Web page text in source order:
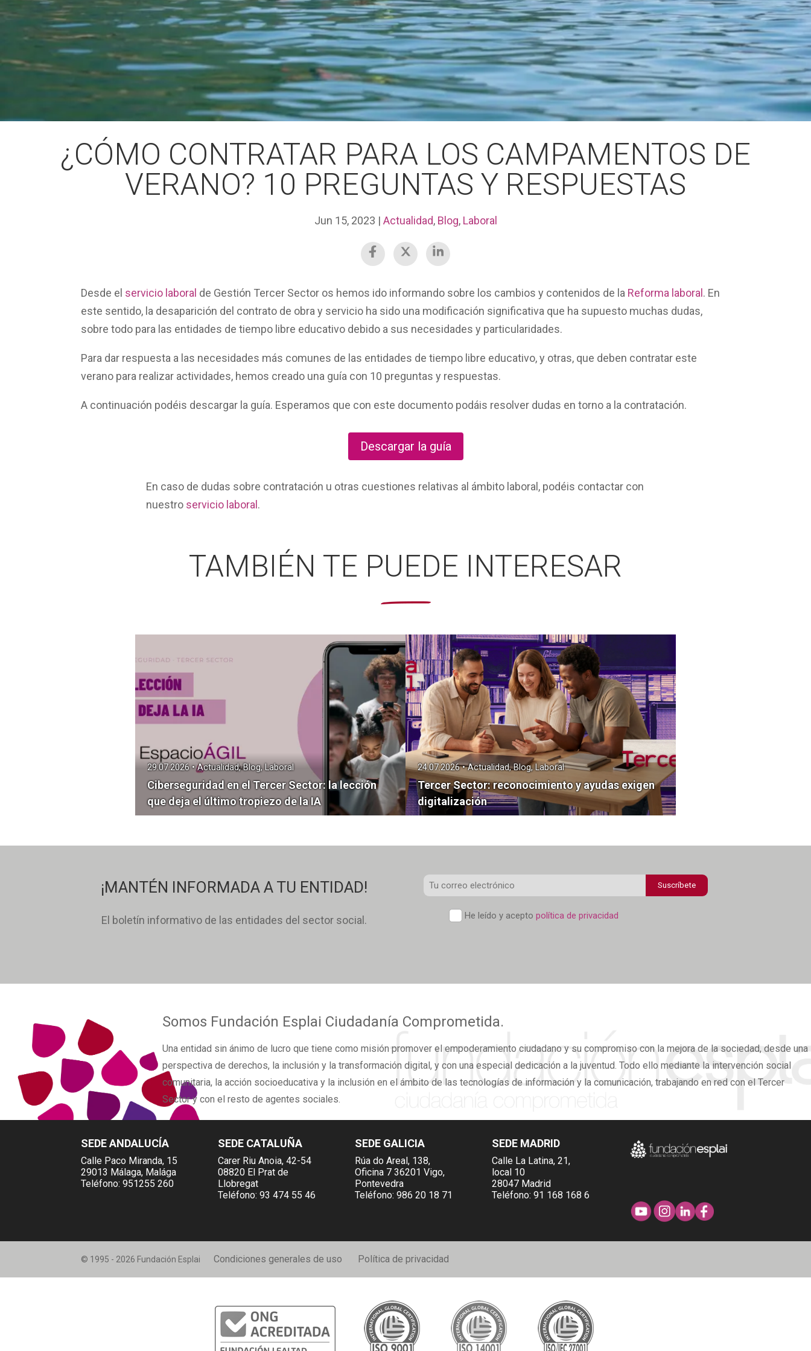
¿CÓMO CONTRATAR PARA LOS CAMPAMENTOS DE
VERANO? 10 PREGUNTAS Y RESPUESTAS
Jun 15, 2023 | Actualidad, Blog, Laboral
Desde el servicio laboral de Gestión Tercer Sector os hemos ido informando sobre los cambios y contenidos de la Reforma laboral . En
este sentido, la desaparición del contrato de obra y servicio ha sido una modificación significativa que ha supuesto muchas dudas,
sobre todo para las entidades de tiempo libre educativo debido a sus necesidades y particularidades.
Para dar respuesta a las necesidades más comunes de las entidades de tiempo libre educativo, y otras, que deben contratar este
verano para realizar actividades, hemos creado una guía con 10 preguntas y respuestas.
A continuación podéis descargar la guía. Esperamos que con este documento podáis resolver dudas en torno a la contratación.
Descargar la guía
En caso de dudas sobre contratación u otras cuestiones relativas al ámbito laboral, podéis contactar con
nuestro servicio laboral .
TAMBIÉN TE PUEDE INTERESAR
Ciberseguridad en el Tercer Sector: la lección
que deja el último tropiezo de la IA
29.07.2026 • Actualidad, Blog, Laboral
Tercer Sector: reconocimiento y ayudas exigen
digitalización
24.07.2026 • Actualidad, Blog, Laboral
¡MANTÉN INFORMADA A TU ENTIDAD!
El boletín informativo de las entidades del sector social. *
Política
He leído y aceptopolítica de privacidad
Somos Fundación Esplai Ciudadanía Comprometida.
Una entidad sin ánimo de lucro que tiene como misión promover el empoderamiento ciudadano y su compromiso con la mejora de la sociedad, desde una
perspectiva de derechos, la inclusión y la transformación digital, y con una especial dedicación a la juventud. Todo ello mediante la intervención social
comunitaria, la acción socioeducativa y la inclusión en el ámbito de las tecnologías de información y la comunicación, trabajando en red con el Tercer
Sector y con el resto de agentes sociales.
SEDE ANDALUCÍA
Calle Paco Miranda, 15
29013 Málaga, Malága
Teléfono:951255 260
SEDE CATALUÑA
Carer Riu Anoia, 42-54
08820 El Prat de
Llobregat
Teléfono:93 474 55 46
SEDE GALICIA
Rúa do Areal, 138,
Oficina 7 36201 Vigo,
Pontevedra
Teléfono:986 20 18 71
SEDE MADRID
Calle La Latina, 21,
local 10
28047 Madrid
Teléfono: 91 168 168 6
© 1995 - 2026 Fundación Esplai Condiciones generales de uso Política de privacidad